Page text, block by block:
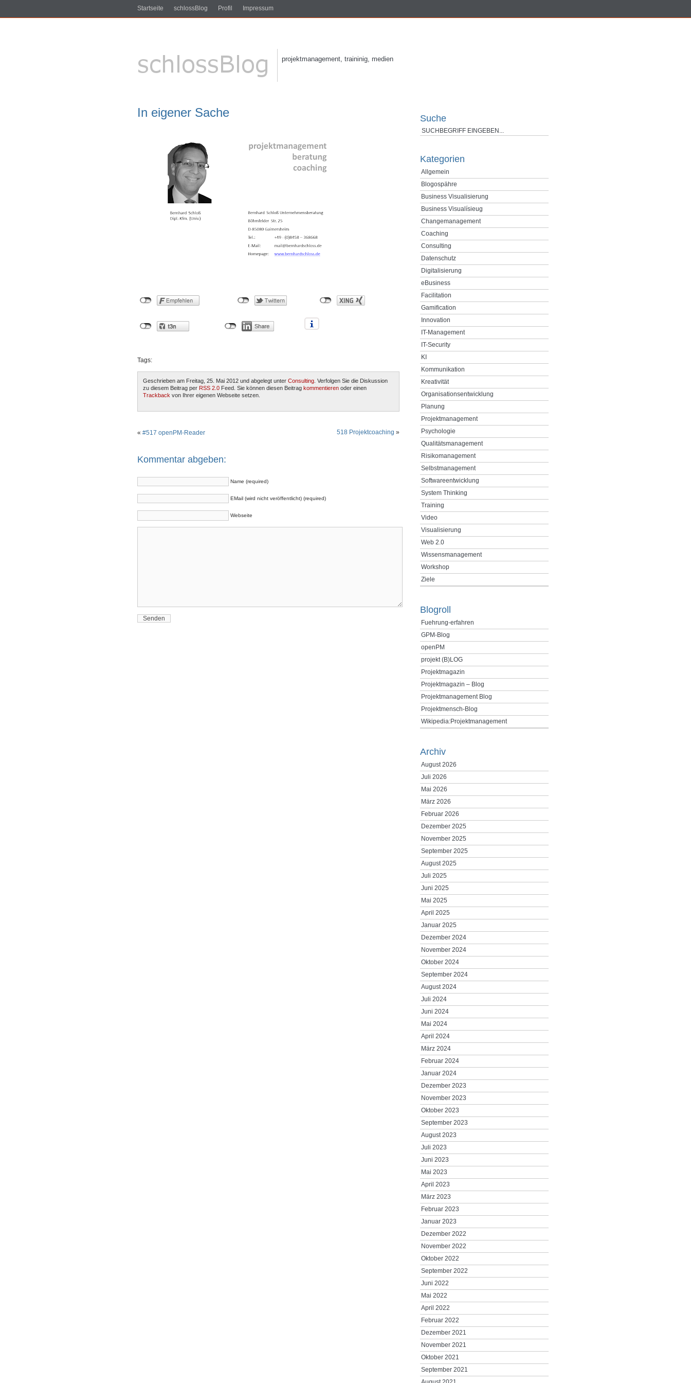
Startseite schlossBlog Profil Impressum
projektmanagement, traininig, medien
In eigener Sache
Tags:
Geschrieben am Freitag, 25. Mai 2012 und abgelegt unter Consulting . Verfolgen Sie die Diskussion
zu diesem Beitrag per RSS 2.0 Feed. Sie können diesen Beitrag kommentieren oder einen
Trackback von Ihrer eigenen Webseite setzen.
« #517 openPM-Reader 518 Projektcoaching »
Kommentar abgeben:
Name (required)
EMail (wird nicht veröffentlicht) (required)
Webseite
Suche
Kategorien
Allgemein
Blogospähre
Business Visualisierung
Business Visualísieug
Changemanagement
Coaching
Consulting
Datenschutz
Digitalisierung
eBusiness
Facilitation
Gamification
Innovation
IT-Management
IT-Security
KI
Kommunikation
Kreativität
Organisationsentwicklung
Planung
Projektmanagement
Psychologie
Qualitätsmanagement
Risikomanagement
Selbstmanagement
Softwareentwicklung
System Thinking
Training
Video
Visualisierung
Web 2.0
Wissensmanagement
Workshop
Ziele
Blogroll
Fuehrung-erfahren
GPM-Blog
openPM
projekt (B)LOG
Projektmagazin
Projektmagazin – Blog
Projektmanagement Blog
Projektmensch-Blog
Wikipedia:Projektmanagement
Archiv
August 2026
Juli 2026
Mai 2026
März 2026
Februar 2026
Dezember 2025
November 2025
September 2025
August 2025
Juli 2025
Juni 2025
Mai 2025
April 2025
Januar 2025
Dezember 2024
November 2024
Oktober 2024
September 2024
August 2024
Juli 2024
Juni 2024
Mai 2024
April 2024
März 2024
Februar 2024
Januar 2024
Dezember 2023
November 2023
Oktober 2023
September 2023
August 2023
Juli 2023
Juni 2023
Mai 2023
April 2023
März 2023
Februar 2023
Januar 2023
Dezember 2022
November 2022
Oktober 2022
September 2022
Juni 2022
Mai 2022
April 2022
Februar 2022
Dezember 2021
November 2021
Oktober 2021
September 2021